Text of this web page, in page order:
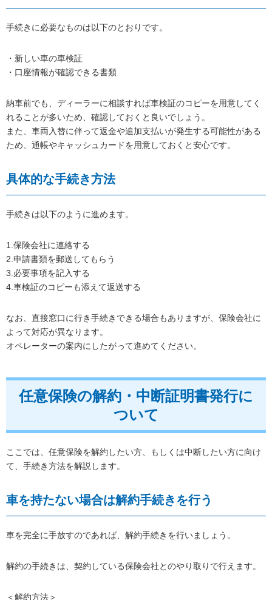
手続きに必要なものは以下のとおりです。
・新しい車の車検証
・口座情報が確認できる書類
納車前でも、ディーラーに相談すれば車検証のコピーを用意してく
れることが多いため、確認しておくと良いでしょう。
また、車両入替に伴って返金や追加支払いが発生する可能性がある
ため、通帳やキャッシュカードを用意しておくと安心です。
具体的な手続き方法
手続きは以下のように進めます。
1.保険会社に連絡する
2.申請書類を郵送してもらう
3.必要事項を記入する
4.車検証のコピーも添えて返送する
なお、直接窓口に行き手続きできる場合もありますが、保険会社に
よって対応が異なります。
オペレーターの案内にしたがって進めてください。
任意保険の解約・中断証明書発行に
ついて
ここでは、任意保険を解約したい方、もしくは中断したい方に向け
て、手続き方法を解説します。
車を持たない場合は解約手続きを行う
車を完全に手放すのであれば、解約手続きを行いましょう。
解約の手続きは、契約している保険会社とのやり取りで行えます。
＜解約方法＞